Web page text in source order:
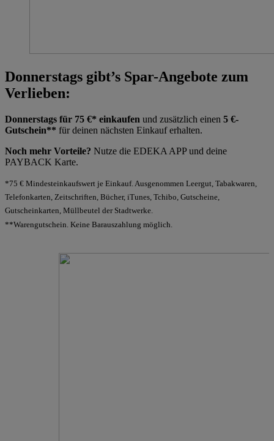
Donnerstags gibt’s Spar-Angebote zum
Verlieben:
Donnerstags für 75 €* einkaufen und zusätzlich einen 5 €-
Gutschein** für deinen nächsten Einkauf erhalten.
Noch mehr Vorteile? Nutze die EDEKA APP und deine
PAYBACK Karte.
*75 € Mindesteinkaufswert je Einkauf. Ausgenommen Leergut, Tabakwaren,
Telefonkarten, Zeitschriften, Bücher, iTunes, Tchibo, Gutscheine,
Gutscheinkarten, Müllbeutel der Stadtwerke.
**Warengutschein. Keine Barauszahlung möglich.